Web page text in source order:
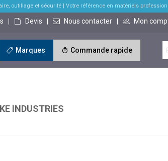
outillage et sécurité| Votre référence en matériels
Devis Nous contacter Mon
Marques Commande rapide
INDUSTRIES